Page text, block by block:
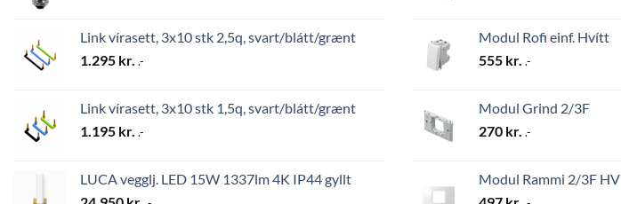
Link vírasett, 3x10 stk 2,5q, svart/blátt/grænt
1.295 kr. .-
Link vírasett, 3x10 stk 1,5q, svart/blátt/grænt
1.195 kr. .-
LUCA vegglj. LED 15W 1337lm 4K IP44 gyllt
Modul Rofi einf. Hvítt
555 kr. .-
Modul Grind 2/3F
270 kr. .-
Modul Rammi 2/3F HV